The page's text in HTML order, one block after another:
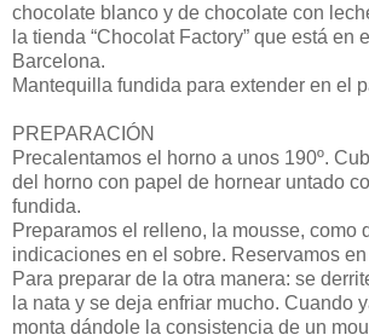
chocolate blanco y de chocolate con
la tienda “Chocolat Factory” que está en
Barcelona.
Mantequilla fundida para extender en el
PREPARACIÓN
Precalentamos el horno a unos 190º.
del horno con papel de hornear untado
fundida.
Preparamos el relleno, la mousse, como
indicaciones en el sobre. Reservamos
Para preparar de la otra manera: se
la nata y se deja enfriar mucho. Cuando
monta dándole la consistencia de un